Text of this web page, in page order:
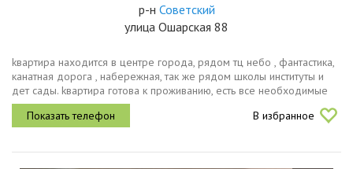
р-н Советский
улица Ошарская 88
kвaртиpa находится в центре города, рядом тц небо , фантастика,
канатная дорога , набережная, так же рядом школы институты и
дет сады. kвapтирa готова к проживанию, есть все необходимые
спальные места и места для хранения, кухонный гарнитур, стол,...
В избранное